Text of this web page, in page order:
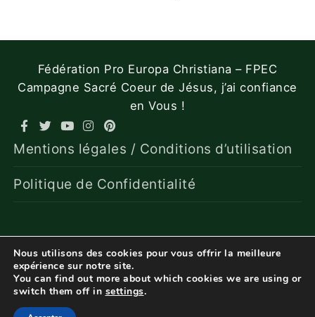
Fédération Pro Europa Christiana – FPEC
Campagne Sacré Coeur de Jésus, j’ai confiance
en Vous !
Mentions légales / Conditions d’utilisation
Politique de Confidentialité
Nous utilisons des cookies pour vous offrir la meilleure
expérience sur notre site.
You can find out more about which cookies we are using or
switch them off in settings.